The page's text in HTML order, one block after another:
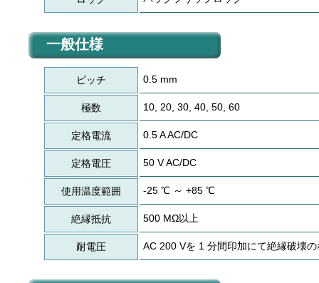
一般仕様
ピッチ 0.5 mm
極数 10, 20, 30, 40, 50, 60
定格電流 0.5 A AC/DC
定格電圧 50 V AC/DC
使用温度範囲 -25 ℃ ～ +85 ℃
絶縁抵抗 500 MΩ以上
耐電圧 AC 200 Vを 1 分間印加にて絶縁破壊